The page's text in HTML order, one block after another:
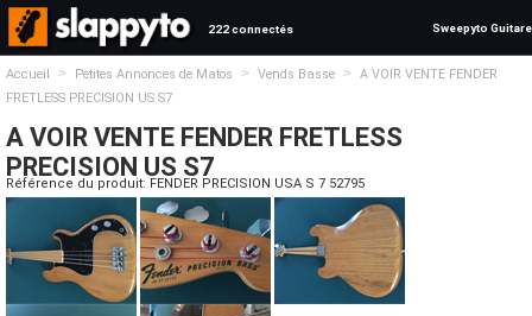
222 connectés Sweepyto Guitare
Accueil > Petites Annonces de Matos > Vends Basse >
A VOIR VENTE FENDER
FRETLESS PRECISION US S7
A VOIR VENTE FENDER FRETLESS
PRECISION US S7
Référence du produit: FENDER PRECISION USA S 7 52795